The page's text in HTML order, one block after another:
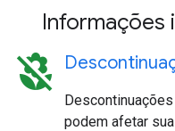
Informações
macro_off
podem afetar